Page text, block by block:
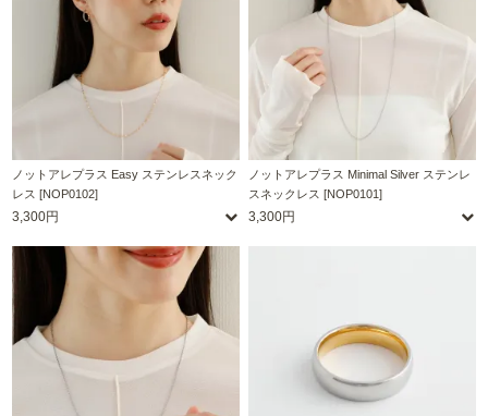
ノットアレプラス Easy ステンレスネック
レス [NOP0102]
3,300円
ノットアレプラス Minimal Silver ステンレ
スネックレス [NOP0101]
3,300円